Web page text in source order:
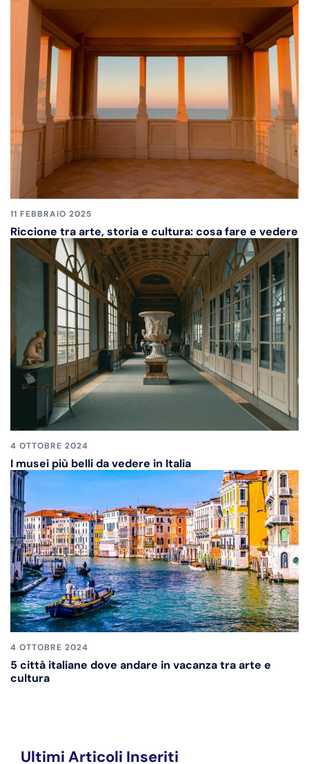
11 FEBBRAIO 2025
Riccione tra arte, storia e cultura: cosa fare e vedere
4 OTTOBRE 2024
I musei più belli da vedere in Italia
4 OTTOBRE 2024
5 città italiane dove andare in vacanza tra arte e
cultura
Ultimi Articoli Inseriti